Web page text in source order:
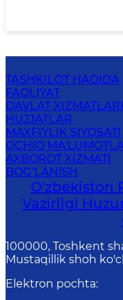
TASHKILOT HAQIDA
FAOLIYAT
DAVLAT XIZMATLARI
HUJJATLAR
MAXFIYLIK SIYOSATI
OCHIQ
AXBOROT XIZMATI
BOG‘LANISH
O'zbekiston
Vazirligi
100000, Toshkent
Mustaqillik shoh
Elektron pochta: